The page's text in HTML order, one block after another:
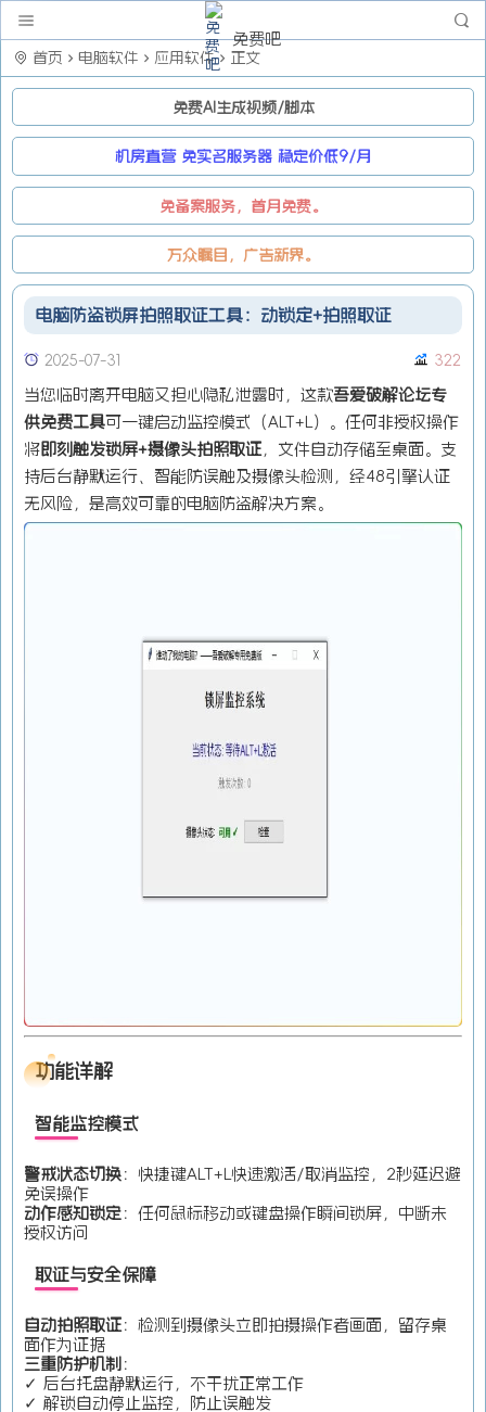
免费吧
首页 电脑软件 应用软件 正文
免费AI生成视频/脚本
机房直营 免实名服务器 稳定价低9/月
免备案服务，首月免费。
万众瞩目，广告新界。
电脑防盗锁屏拍照取证工具：动锁定+拍照取证
2025-07-31 322
当您临时离开电脑又担心隐私泄露时，这款吾爱破解论坛专
供免费工具可一键启动监控模式（ALT+L）。任何非授权操作
将 即刻触发锁屏+摄像头拍照取证 ，文件自动存储至桌面。支
持后台静默运行、智能防误触及摄像头检测，经48引擎认证
无风险，是高效可靠的电脑防盗解决方案。
功能详解
智能监控模式
警戒状态切换 ​：快捷键ALT+L快速激活/取消监控，2秒延迟避
免误操作
动作感知锁定 ​：任何鼠标移动或键盘操作瞬间锁屏，中断未
授权访问
取证与安全保障
自动拍照取证 ​：检测到摄像头立即拍摄操作者画面，留存桌
面作为证据
三重防护机制 ​：
✓ 后台托盘静默运行，不干扰正常工作
✓ 解锁自动停止监控，防止误触发